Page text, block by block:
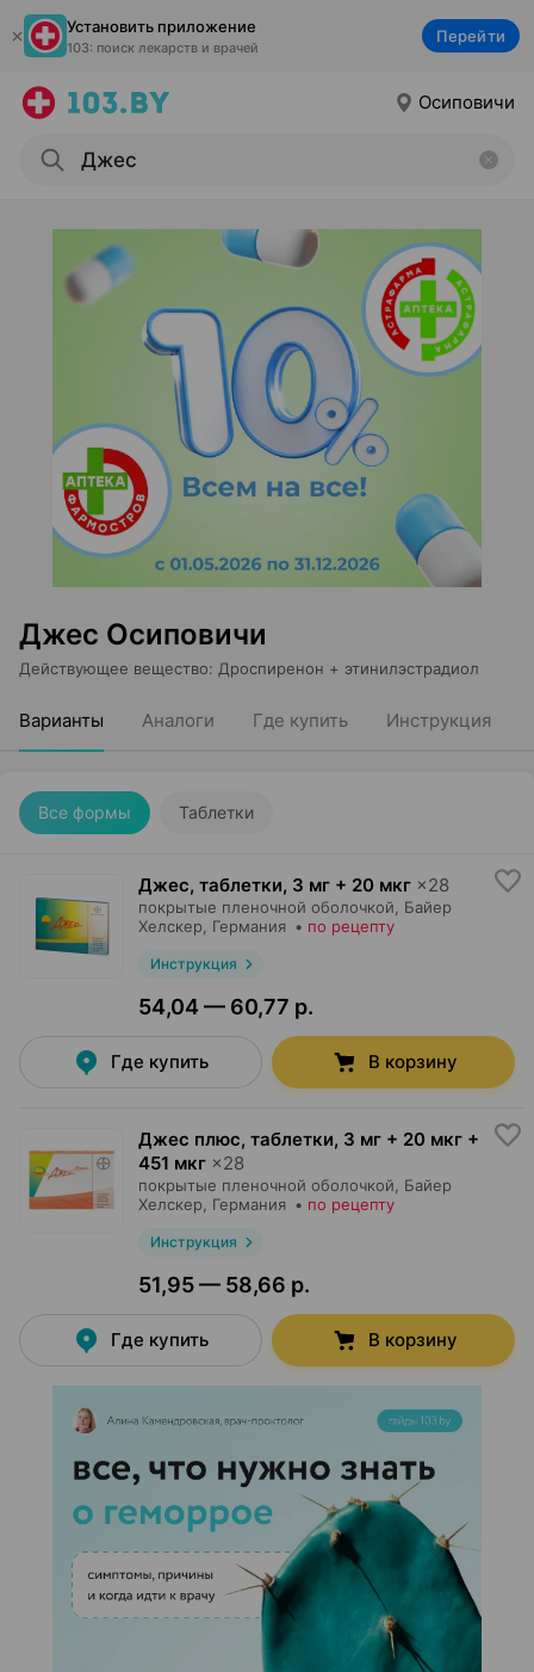
Установить приложение
103: поиск лекарств и врачей
Перейти
Осиповичи
Джес Осиповичи
Действующее вещество: Дроспиренон + этинилэстрадиол
Варианты Аналоги Где купить Инструкция
Все формы Таблетки
Джес, таблетки, 3 мг + 20 мкг ×28
покрытые пленочной оболочкой,
Байер
Хелскер , Германия • по рецепту
Инструкция
54,04 — 60,77 р.
Где купить В корзину
Джес плюс, таблетки, 3 мг + 20 мкг +
451 мкг ×28
покрытые пленочной оболочкой,
Байер
Хелскер , Германия • по рецепту
Инструкция
51,95 — 58,66 р.
Где купить В корзину